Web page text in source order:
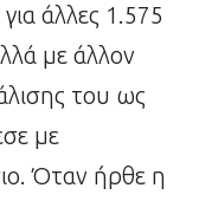
άλλες 1.575
με άλλον
του ως
με
Όταν ήρθε η